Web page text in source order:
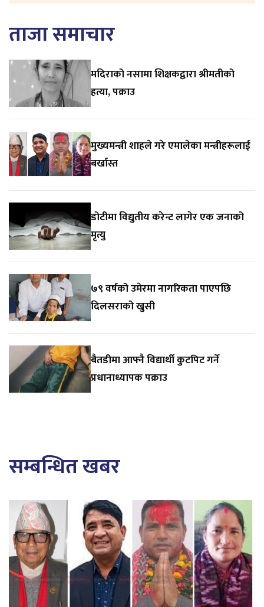
ताजा समाचार
मदिराको नसामा शिक्षकद्वारा श्रीमतीको
हत्या, पक्राउ
मुख्यमन्त्री शाहले गरे एमालेका मन्त्रीहरूलाई
बर्खास्त
डोटीमा विद्युतीय करेन्ट लागेर एक जनाको
मृत्यु
७९ वर्षको उमेरमा नागरिकता पाएपछि
दिलसराको खुसी
बैतडीमा आफ्नै विद्यार्थी कुटपिट गर्ने
प्रधानाध्यापक पक्राउ
सम्बन्धित खबर